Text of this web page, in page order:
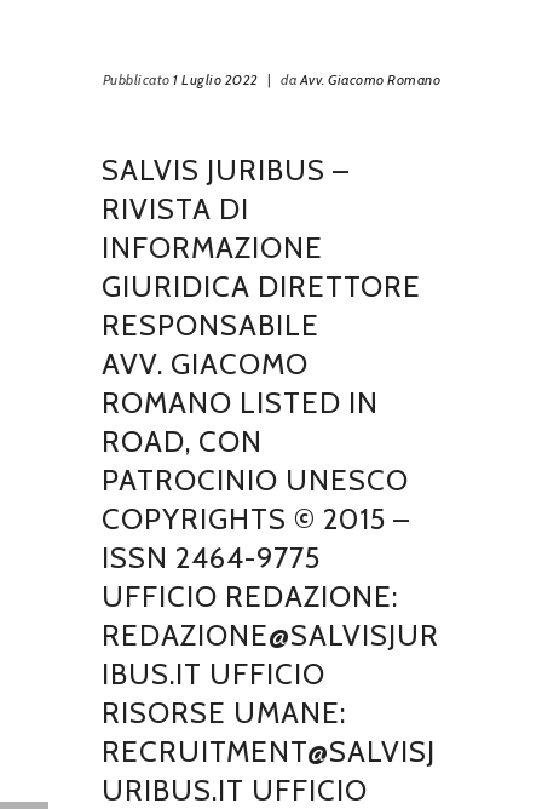
Pubblicato 1 Luglio 2022 | da Avv. Giacomo Romano
SALVIS JURIBUS –
RIVISTA DI
INFORMAZIONE
GIURIDICA DIRETTORE
RESPONSABILE
AVV. GIACOMO
ROMANO LISTED IN
ROAD, CON
PATROCINIO UNESCO
COPYRIGHTS © 2015 –
ISSN 2464-9775
UFFICIO REDAZIONE:
REDAZIONE@SALVISJUR
IBUS.IT UFFICIO
RISORSE UMANE:
RECRUITMENT@SALVISJ
URIBUS.IT UFFICIO